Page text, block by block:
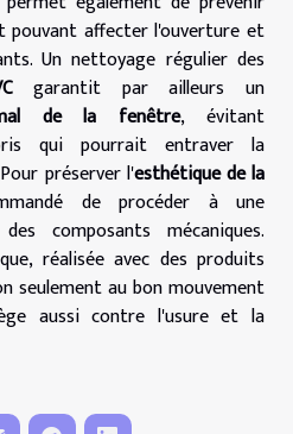
affecter l'ouverture et
Un nettoyage régulier des
garantit par ailleurs un
de la fenêtre, évitant
qui pourrait entraver la
préserver l'esthétique de la
de procéder à une
composants mécaniques.
réalisée avec des produits
seulement au bon mouvement
aussi contre l'usure et la